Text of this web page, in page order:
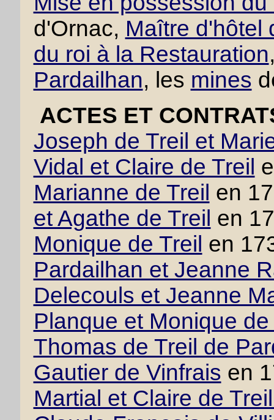
d'Ornac, Maître d'hôtel
du roi à la Restauration
Pardailhan, les mines
ACTES ET
Joseph de Treil et
Vidal et Claire de Treil
Marianne de Treil en
et Agathe de Treil en
Monique de Treil en
Pardailhan et Jeanne
Delecouls et Jeanne
Planque et Monique
Thomas de Treil de
Gautier de Vinfrais en
Martial et Claire de